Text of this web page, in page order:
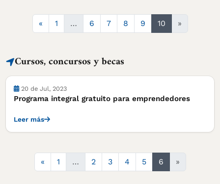
«Anterior
1 … 6 7 8 9 10 »
Cursos, concursos y becas
Cursos, concursos y becas
20 de Jul, 2023
Programa integral gratuito para emprendedores
Leer más
«Anterior
1 … 2 3 4 5 6 »